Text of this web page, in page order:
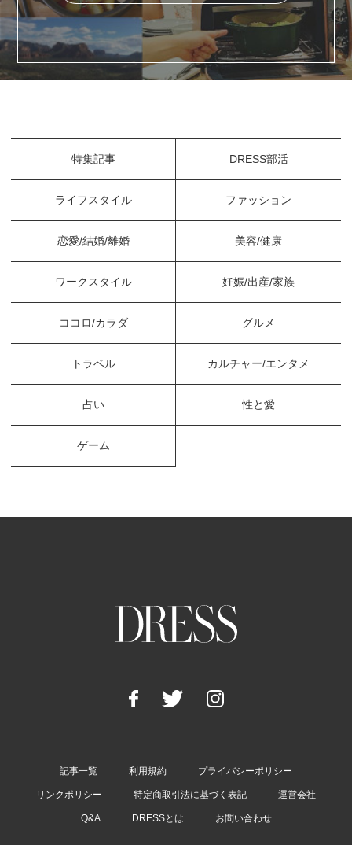
特集記事 DRESS部活
ライフスタイル ファッション
恋愛/結婚/離婚 美容/健康
ワークスタイル 妊娠/出産/家族
ココロ/カラダ グルメ
トラベル カルチャー/エンタメ
占い 性と愛
ゲーム
記事一覧 利用規約 プライバシーポリシー
リンクポリシー 特定商取引法に基づく表記 運営会社
Q&A DRESSとは お問い合わせ